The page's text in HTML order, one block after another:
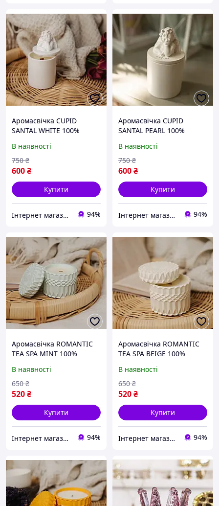
Аромасвічка CUPID
SANTAL WHITE 100%
Гранд Презент NAC
1035W
В наявності
600₴
750 ₴
Купити
Інтернет магазин Mobizoo 94%
Аромасвічка CUPID
SANTAL PEARL 100%
Гранд Презент NAC
1038PE
В наявності
600₴
750 ₴
Купити
Інтернет магазин Mobizoo 94%
Аромасвічка ROMANTIC
TEA SPA MINT 100%
Гранд Презент NAC 1083
В наявності
520₴
650 ₴
Купити
Інтернет магазин Mobizoo 94%
Аромасвічка ROMANTIC
TEA SPA BEIGE 100%
Гранд Презент NAC 1084
В наявності
520₴
650 ₴
Купити
Інтернет магазин Mobizoo 94%